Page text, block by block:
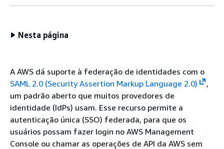
Nesta página
A AWS dá suporte à federação de identidades com o
SAML 2.0 (Security Assertion Markup Language 2.0)
,
um padrão aberto que muitos provedores de
identidade (IdPs) usam. Esse recurso permite a
autenticação única (SSO) federada, para que os
usuários possam fazer login no AWS Management
Console ou chamar as operações de API da AWS sem